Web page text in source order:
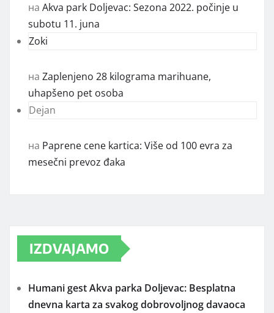
на Akva park Doljevac: Sezona 2022. počinje u
subotu 11. juna
Zoki
на Zaplenjeno 28 kilograma marihuane,
uhapšeno pet osoba
Dejan
на Paprene cene kartica: Više od 100 evra za
mesečni prevoz đaka
IZDVAJAMO
Humani gest Akva parka Doljevac: Besplatna
dnevna karta za svakog dobrovoljnog davaoca